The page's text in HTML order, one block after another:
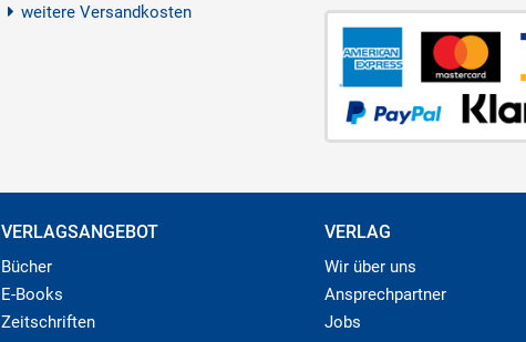
weitere Versandkosten
VERLAGSANGEBOT
Bücher
E-Books
Zeitschriften
VERLAG
Wir über uns
Ansprechpartner
Jobs